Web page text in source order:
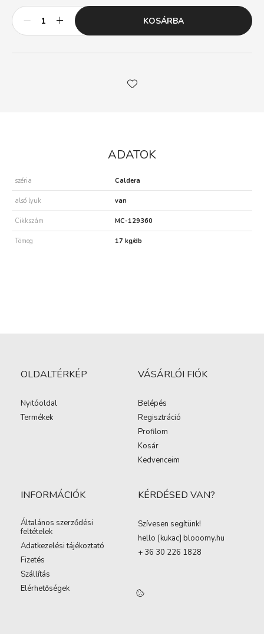
KOSÁRBA
ADATOK
széria Caldera
alsó lyuk van
Cikkszám MC-129360
Tömeg 17 kg/db
OLDALTÉRKÉP
Nyitóoldal
Termékek
VÁSÁRLÓI FIÓK
Belépés
Regisztráció
Profilom
Kosár
Kedvenceim
INFORMÁCIÓK
Általános szerződési
feltételek
Adatkezelési tájékoztató
Fizetés
Szállítás
Elérhetőségek
KÉRDÉSED VAN?
Szívesen segítünk!
hello [kukac] blooomy.hu
+ 36 30 226 1828